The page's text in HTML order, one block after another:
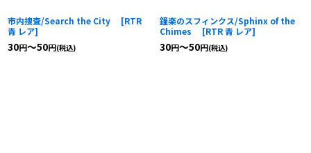
市内捜査/Search the City [RTR
青 レア]
30円～50円(税込)
鐘楽のスフィンクス/Sphinx of the
Chimes
[RTR 青 レア]
30円～50円(税込)